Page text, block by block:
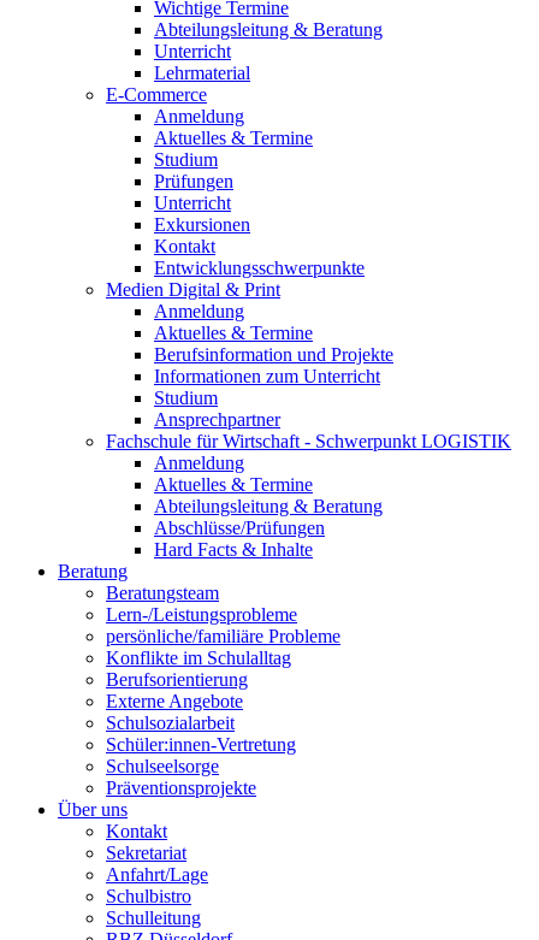
Wichtige Termine
Abteilungsleitung & Beratung
Unterricht
Lehrmaterial
E-Commerce
Anmeldung
Aktuelles & Termine
Studium
Prüfungen
Unterricht
Exkursionen
Kontakt
Entwicklungsschwerpunkte
Medien Digital & Print
Anmeldung
Aktuelles & Termine
Berufsinformation und Projekte
Informationen zum Unterricht
Studium
Ansprechpartner
Fachschule für Wirtschaft - Schwerpunkt LOGISTIK
Anmeldung
Aktuelles & Termine
Abteilungsleitung & Beratung
Abschlüsse/Prüfungen
Hard Facts & Inhalte
Beratung
Beratungsteam
Lern-/Leistungsprobleme
persönliche/familiäre Probleme
Konflikte im Schulalltag
Berufsorientierung
Externe Angebote
Schulsozialarbeit
Schüler:innen-Vertretung
Schulseelsorge
Präventionsprojekte
Über uns
Kontakt
Sekretariat
Anfahrt/Lage
Schulbistro
Schulleitung